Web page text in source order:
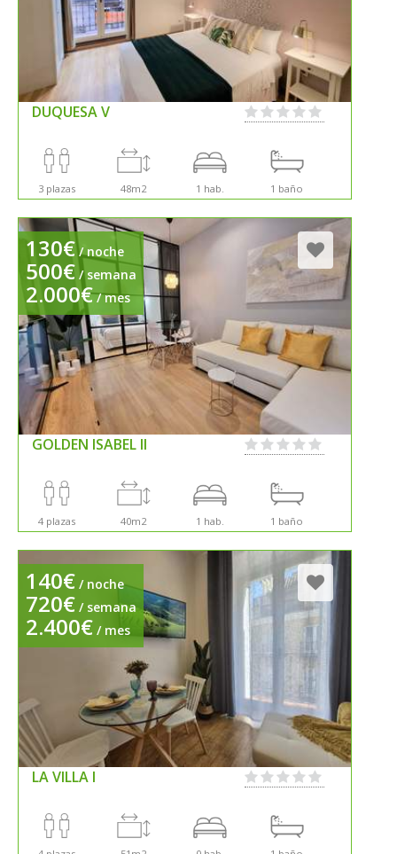
DUQUESA V
3 plazas 48m2 1 hab. 1 baño
130€ / noche
500€ / semana
2.000€ / mes
GOLDEN ISABEL II
4 plazas 40m2 1 hab. 1 baño
140€ / noche
720€ / semana
2.400€ / mes
LA VILLA I